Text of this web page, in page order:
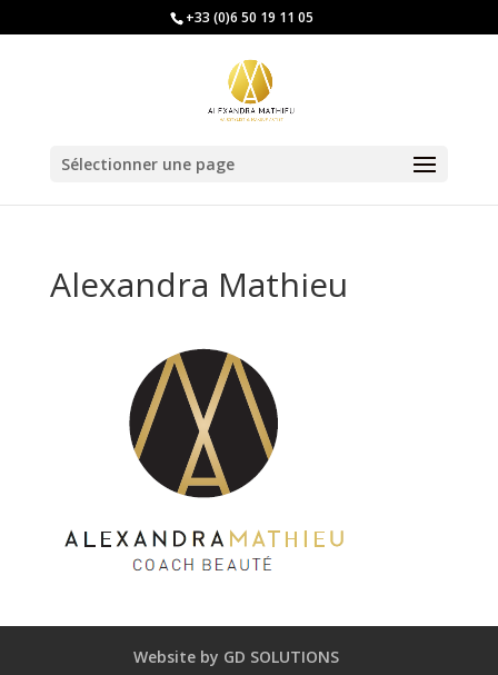
+33 (0)6 50 19 11 05
Sélectionner une page
Alexandra Mathieu
Website by GD SOLUTIONS